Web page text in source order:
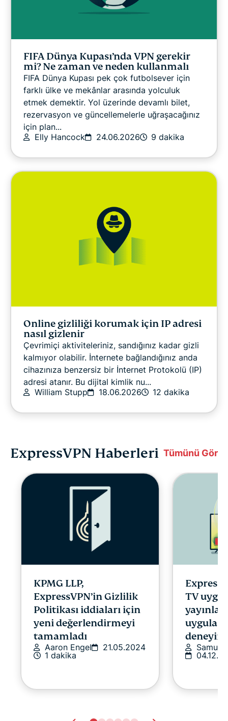
FIFA Dünya Kupası’nda VPN gerekir
mi? Ne zaman ve neden kullanmalı
FIFA Dünya Kupası pek çok futbolsever için
farklı ülke ve mekânlar arasında yolculuk
etmek demektir. Yol üzerinde devamlı bilet,
rezervasyon ve güncellemelerle uğraşacağınız
için plan...
Elly Hancock
24.06.2026 9 dakika
Online gizliliği korumak için IP adresi
nasıl gizlenir
Çevrimiçi aktiviteleriniz, sandığınız kadar gizli
kalmıyor olabilir. İnternete bağlandığınız anda
cihazınıza benzersiz bir İnternet Protokolü (IP)
adresi atanır. Bu dijital kimlik nu...
William Stupp
18.06.2026 12 dakika
ExpressVPN Haberleri Tümünü Gör
KPMG LLP,
ExpressVPN’in Gizlilik
Politikası iddiaları için
yeni değerlendirmeyi
tamamladı
Aaron Engel
21.05.2024
1 dakika
TV
Samuel